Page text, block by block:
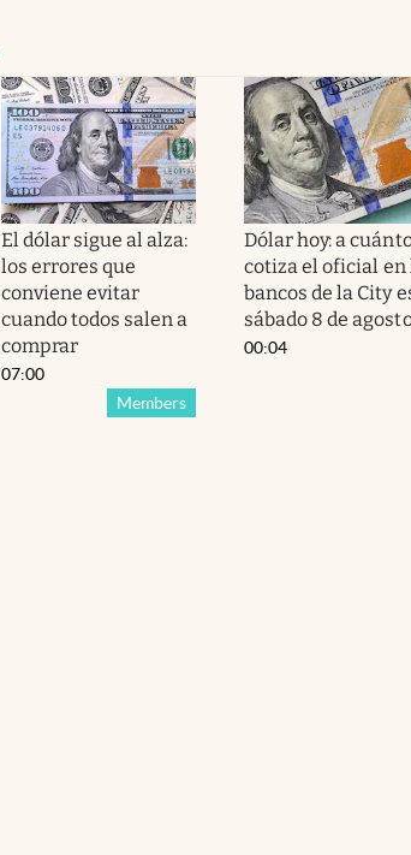
El dólar sigue al alza:
los errores que
conviene evitar
cuando todos salen a
comprar
Members
07:00
Dólar hoy: a
cotiza el oficial en
bancos de la City
sábado 8 de
00:04